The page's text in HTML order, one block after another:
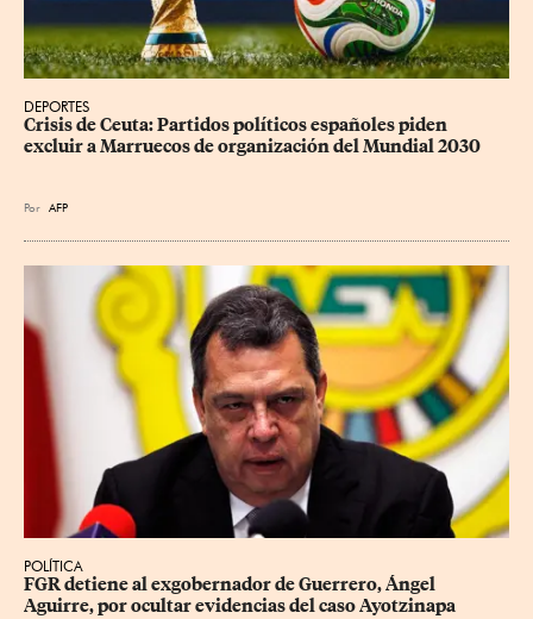
DEPORTES
Crisis de Ceuta: Partidos políticos españoles piden
excluir a Marruecos de organización del Mundial 2030
Por AFP
POLÍTICA
FGR detiene al exgobernador de Guerrero, Ángel
Aguirre, por ocultar evidencias del caso Ayotzinapa